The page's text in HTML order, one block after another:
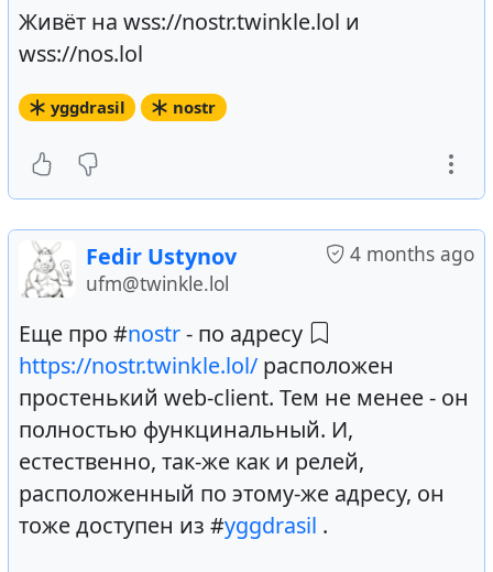
Живёт на wss://nostr.twinkle.lol и
wss://nos.lol
yggdrasil nostr
4 months ago
Fedir Ustynov
ufm@twinkle.lol
Еще про #nostr- по адресу
https://nostr.twinkle.lol/ расположен
простенький web-client. Тем не менее - он
полностью функцинальный. И,
естественно, так-же как и релей,
расположенный по этому-же адресу, он
тоже доступен из #yggdrasil .